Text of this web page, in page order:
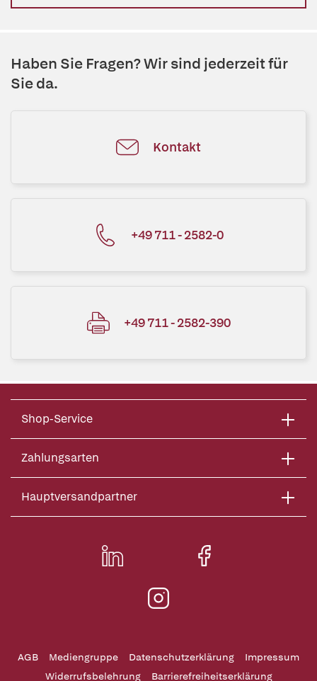
Haben Sie Fragen? Wir sind jederzeit für
Sie da.
Kontakt
+49 711 - 2582-0
+49 711 - 2582-390
Shop-Service
Zahlungsarten
Hauptversandpartner
AGB Mediengruppe Datenschutzerklärung
Impressum
Widerrufsbelehrung
Barrierefreiheitserklärung